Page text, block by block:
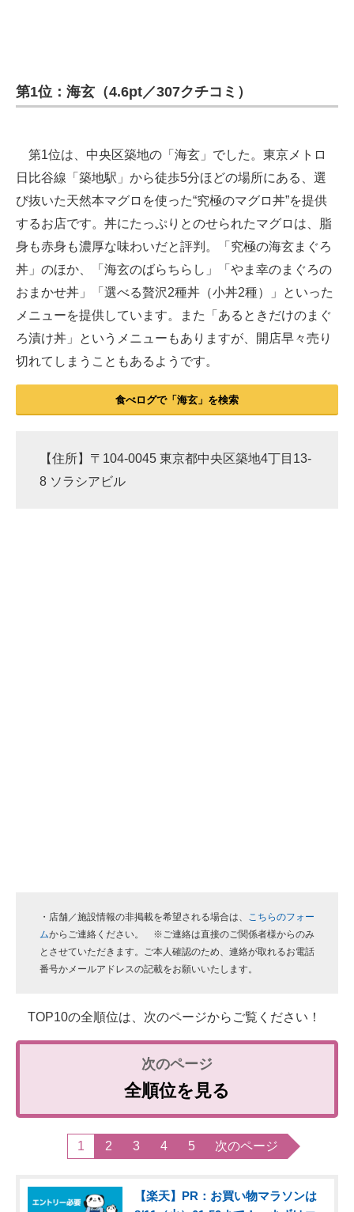
第1位：海玄（4.6pt／307クチコミ）
第1位は、中央区築地の「海玄」でした。東京メトロ
日比谷線「築地駅」から徒歩5分ほどの場所にある、選
び抜いた天然本マグロを使った“究極のマグロ丼”を提供
するお店です。丼にたっぷりとのせられたマグロは、脂
身も赤身も濃厚な味わいだと評判。「究極の海玄まぐろ
丼」のほか、「海玄のばらちらし」「やま幸のまぐろの
おまかせ丼」「選べる贅沢2種丼（小丼2種）」といった
メニューを提供しています。また「あるときだけのまぐ
ろ漬け丼」というメニューもありますが、開店早々売り
切れてしまうこともあるようです。
食べログで「海玄」を検索
【住所】〒104-0045 東京都中央区築地4丁目13-
8 ソラシアビル
・店舗／施設情報の非掲載を希望される場合は、 こちらのフォー
ムからご連絡ください。 ※ご連絡は直接のご関係者様からのみ
とさせていただきます。ご本人確認のため、連絡が取れるお電話
番号かメールアドレスの記載をお願いいたします。
TOP10の全順位は、次のページからご覧ください！
全順位を見る
1 2 3 4 5 次のページ
【楽天】PR：お買い物マラソンは